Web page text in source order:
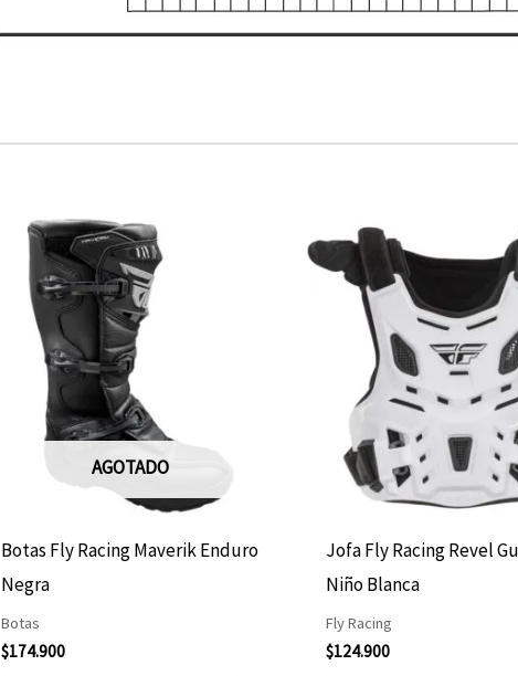
AGOTADO
Botas Fly Racing Maverik Enduro
Negra
Botas
$174.900
producto
Jofa Fly Racing Revel
Niño Blanca
Fly Racing
$124.900